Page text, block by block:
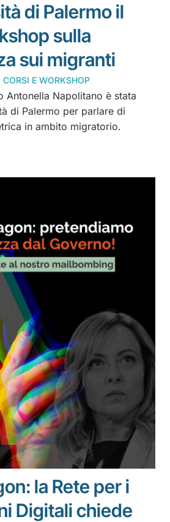
di Palermo il
sulla
sui migranti
CORSI E WORKSHOP
Antonella Napolitano è stata
di Palermo per parlare di
in ambito migratorio.
la Rete per i
Digitali chiede